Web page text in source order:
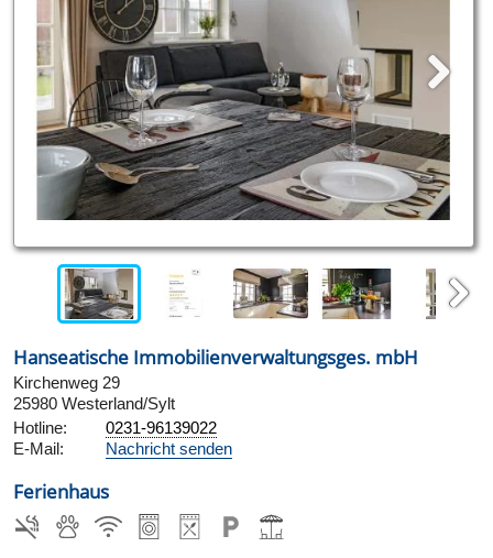
Hanseatische Immobilienverwaltungsges. mbH
Kirchenweg 29
25980 Westerland/Sylt
Hotline:
0231-96139022
E-Mail:
Nachricht senden
Ferienhaus